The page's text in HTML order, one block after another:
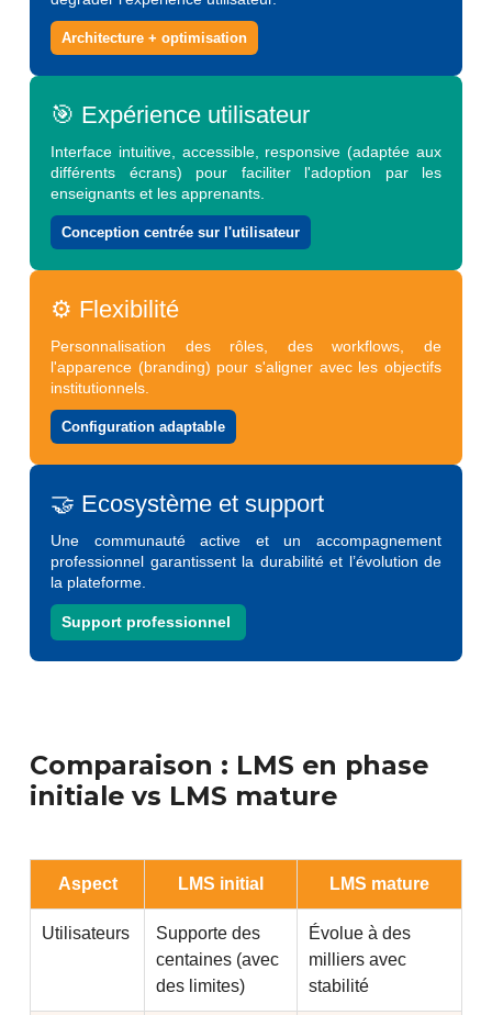
Architecture + optimisation
🎯 Expérience utilisateur
Interface intuitive, accessible, responsive (adaptée aux
différents écrans) pour faciliter l'adoption par les
enseignants et les apprenants.
Conception centrée sur l'utilisateur
⚙️ Flexibilité
Personnalisation des rôles, des workflows, de
l'apparence (branding) pour s'aligner avec les objectifs
institutionnels.
Configuration adaptable
🤝 Ecosystème et support
Une communauté active et un accompagnement
professionnel garantissent la durabilité et l’évolution de
la plateforme.
Support professionnel
Comparaison : LMS en phase
initiale vs LMS mature
Aspect LMS initial LMS mature
Utilisateurs
Supporte des
centaines (avec
des limites)
Évolue à des
milliers avec
stabilité